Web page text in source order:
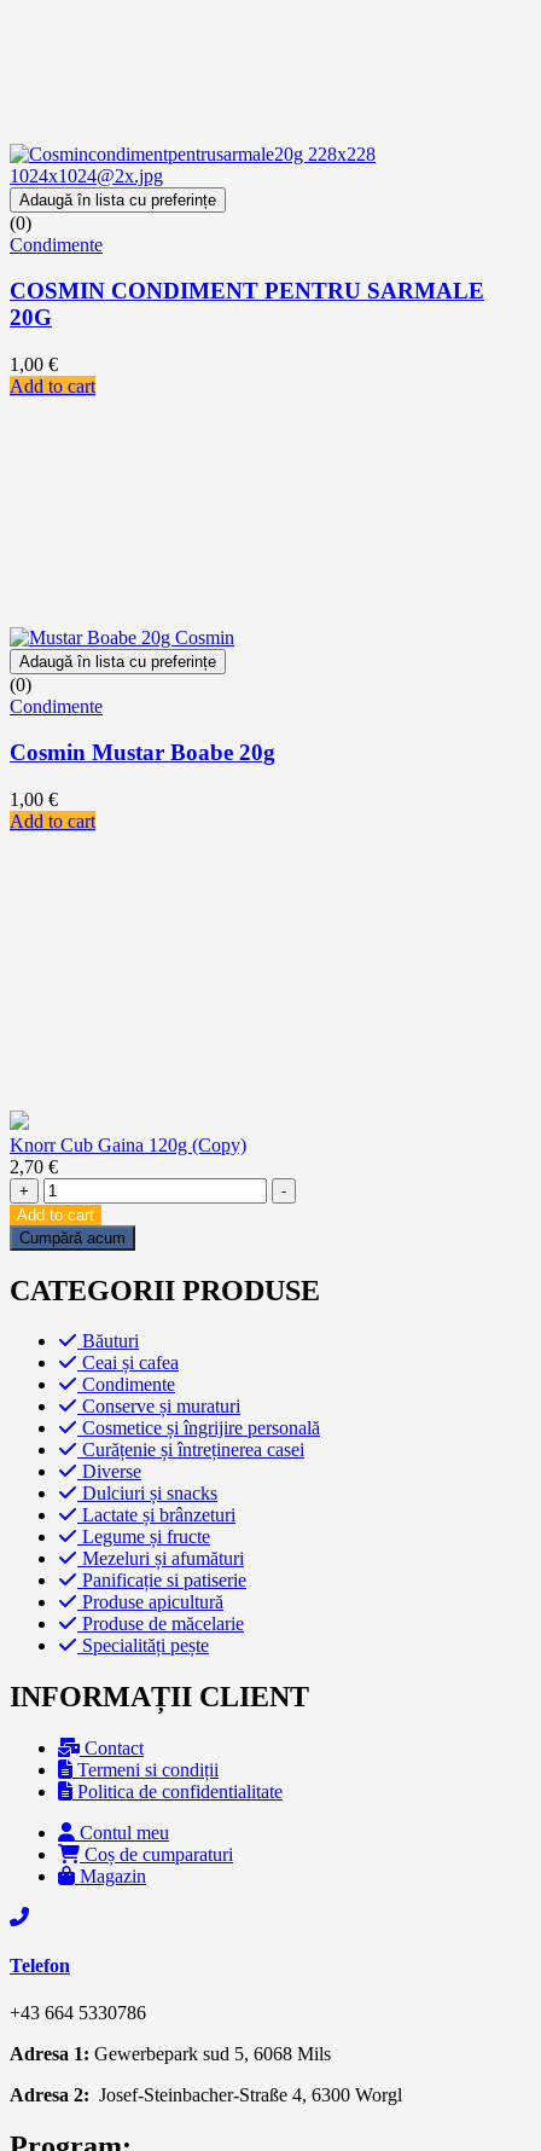
Adaugă în lista cu preferințe
(0)
Condimente
COSMIN CONDIMENT PENTRU SARMALE
20G
1,00 €
Add to cart
Adaugă în lista cu preferințe
(0)
Condimente
Cosmin Mustar Boabe 20g
1,00 €
Add to cart
Knorr Cub Gaina 120g (Copy)
2,70 €
+
Knorr
Cub
Gaina
120g
quantity
-
Add to cart
Cumpără acum
CATEGORII PRODUSE
Băuturi
Ceai și cafea
Condimente
Conserve și muraturi
Cosmetice și îngrijire personală
Curățenie și întreținerea casei
Diverse
Dulciuri și snacks
Lactate și brânzeturi
Legume și fructe
Mezeluri și afumături
Panificație si patiserie
Produse apicultură
Produse de măcelarie
Specialități pește
INFORMAȚII CLIENT
Contact
Termeni si condiții
Politica de confidentialitate
Contul meu
Coș de cumparaturi
Magazin
Telefon
+43 664 5330786
Adresa 1: Gewerbepark sud 5, 6068 Mils
Adresa 2: Josef-Steinbacher-Straße 4, 6300 Worgl